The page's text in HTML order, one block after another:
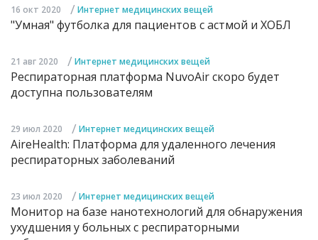
16 окт 2020 / Интернет медицинских вещей
"Умная" футболка для пациентов с астмой и ХОБЛ
21 авг 2020 / Интернет медицинских вещей
Респираторная платформа NuvoAir скоро будет
доступна пользователям
29 июл 2020 / Интернет медицинских вещей
AireHealth: Платформа для удаленного лечения
респираторных заболеваний
23 июл 2020 / Интернет медицинских вещей
Монитор на базе нанотехнологий для обнаружения
ухудшения у больных с респираторными